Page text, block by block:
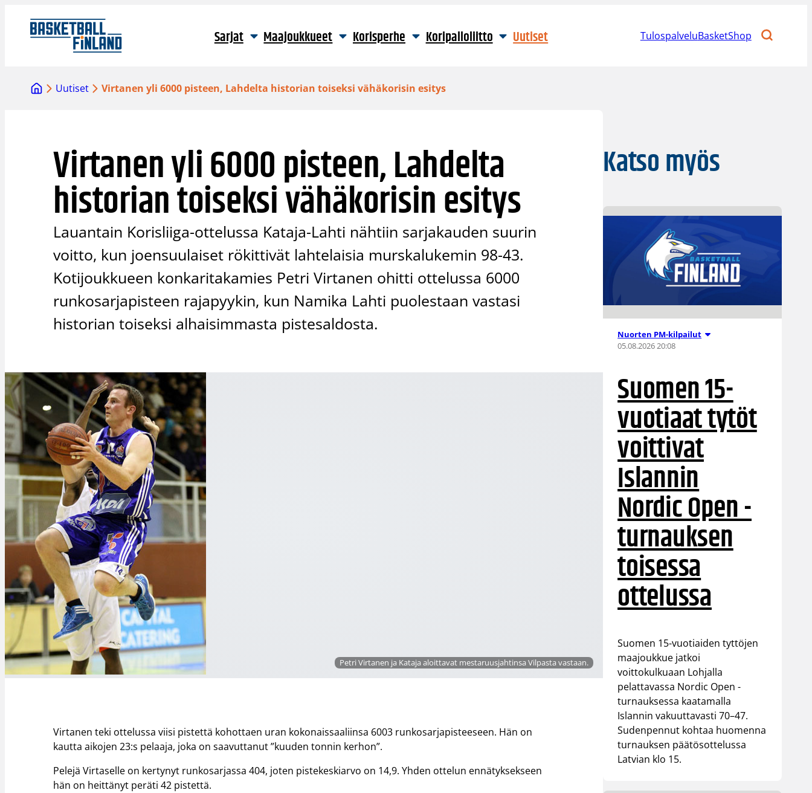
sisältöön
Sarjat Maajoukkueet Korisperhe Koripalloliitto Uutiset TulospalveluBasketShop
Uutiset Virtanen yli 6000 pisteen, Lahdelta historian toiseksi vähäkorisin esitys
Virtanen yli 6000 pisteen, Lahdelta
historian toiseksi vähäkorisin esitys
Lauantain Korisliiga-ottelussa Kataja-Lahti nähtiin sarjakauden suurin
voitto, kun joensuulaiset rökittivät lahtelaisia murskalukemin 98-43.
Kotijoukkueen konkaritakamies Petri Virtanen ohitti ottelussa 6000
runkosarjapisteen rajapyykin, kun Namika Lahti puolestaan vastasi
historian toiseksi alhaisimmasta pistesaldosta.
Petri Virtanen ja Kataja aloittavat mestaruusjahtinsa Vilpasta vastaan.
Virtanen teki ottelussa viisi pistettä kohottaen uran kokonaissaaliinsa 6003 runkosarjapisteeseen. Hän on
kautta aikojen 23:s pelaaja, joka on saavuttanut ”kuuden tonnin kerhon”.
Pelejä Virtaselle on kertynyt runkosarjassa 404, joten pistekeskiarvo on 14,9. Yhden ottelun ennätyksekseen
hän on heittänyt peräti 42 pistettä.
Katso myös
Nuorten PM-kilpailut
05.08.2026 20:08
Suomen 15-
vuotiaat tytöt
voittivat
Islannin
Nordic Open -
turnauksen
toisessa
ottelussa
Suomen 15-vuotiaiden tyttöjen
maajoukkue jatkoi
voittokulkuaan Lohjalla
pelattavassa Nordic Open -
turnauksessa kaatamalla
Islannin vakuuttavasti 70–47.
Sudenpennut kohtaa huomenna
turnauksen päätösottelussa
Latvian klo 15.